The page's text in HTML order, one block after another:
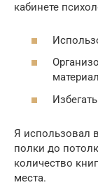
кабинете
Я использовал
полки до
количество
места.